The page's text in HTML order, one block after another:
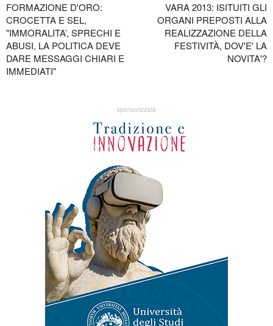
FORMAZIONE D'ORO:
CROCETTA E SEL,
"IMMORALITA’, SPRECHI E
ABUSI, LA POLITICA DEVE
DARE MESSAGGI CHIARI E
IMMEDIATI"
VARA 2013: ISITUITI GLI
ORGANI PREPOSTI ALLA
REALIZZAZIONE DELLA
FESTIVITÀ, DOV'E' LA
NOVITA'?
sponsorizzata